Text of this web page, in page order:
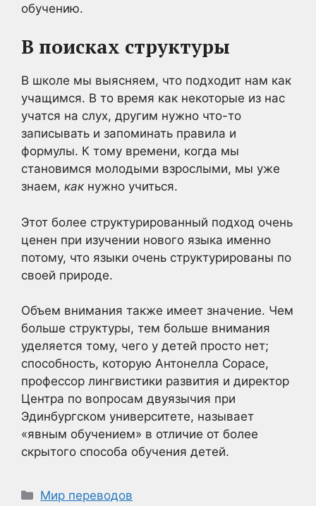
обучению.
В поисках структуры
В школе мы выясняем, что подходит нам как
учащимся. В то время как некоторые из нас
учатся на слух, другим нужно что-то
записывать и запоминать правила и
формулы. К тому времени, когда мы
становимся молодыми взрослыми, мы уже
знаем, какнужно учиться.
Этот более структурированный подход очень
ценен при изучении нового языка именно
потому, что языки очень структурированы по
своей природе.
Объем внимания также имеет значение. Чем
больше структуры, тем больше внимания
уделяется тому, чего у детей просто нет;
способность, которую Антонелла Сорасе,
профессор лингвистики развития и директор
Центра по вопросам двуязычия при
Эдинбургском университете, называет
«явным обучением» в отличие от более
скрытого способа обучения детей.
Рубрики
Мир переводов